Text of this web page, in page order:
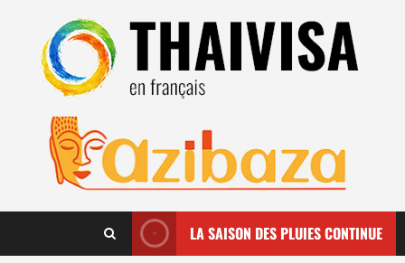
contenu
LA SAISON DES PLUIES CONTINUE